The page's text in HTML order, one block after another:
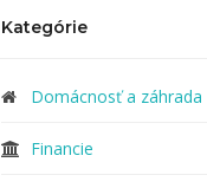
Kategórie
Domácnosť a záhrada
Financie